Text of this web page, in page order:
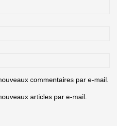
commentaires par e-mail.
articles par e-mail.